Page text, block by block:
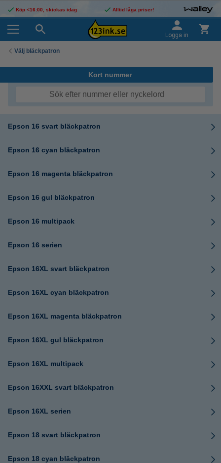
Köp <16:00, skickas idag Alltid låga priser!
Logga in
Välj bläckpatron
Kort nummer
Epson 16 svart bläckpatron
Epson 16 cyan bläckpatron
Epson 16 magenta bläckpatron
Epson 16 gul bläckpatron
Epson 16 multipack
Epson 16 serien
Epson 16XL svart bläckpatron
Epson 16XL cyan bläckpatron
Epson 16XL magenta bläckpatron
Epson 16XL gul bläckpatron
Epson 16XL multipack
Epson 16XXL svart bläckpatron
Epson 16XL serien
Epson 18 svart bläckpatron
Epson 18 cyan bläckpatron